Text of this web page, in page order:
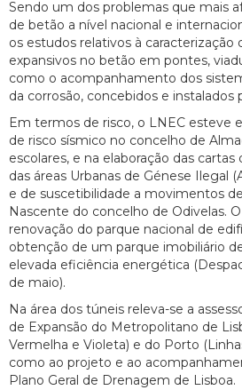
Sendo um dos problemas que mais
de betão a nível nacional e
os estudos relativos à caracterização
expansivos no betão em pontes,
como o acompanhamento dos
da corrosão, concebidos e instalados
Em termos de risco, o LNEC esteve
de risco sísmico no concelho de
escolares, e na elaboração das
das áreas Urbanas de Génese Ilegal
e de suscetibilidade a movimentos
Nascente do concelho de Odivelas.
renovação do parque nacional de
obtenção de um parque imobiliário
elevada eficiência energética
de maio).
Na área dos túneis releva-se a
de Expansão do Metropolitano de
Vermelha e Violeta) e do Porto
como ao projeto e ao
Plano Geral de Drenagem de Lisboa.